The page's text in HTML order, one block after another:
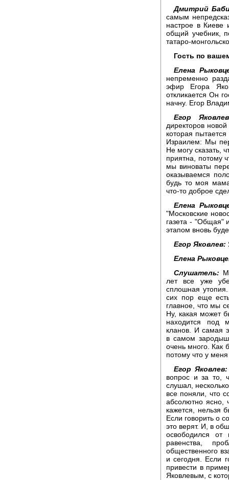
Дмитрий
самым
настрое в Киеве
общий учебник,
татаро-
Гость по
Елена
непременно
эфир Егора
откликается Он
начну. Егор
Егор
директоров
которая
Израилем: Мы
Не могу сказать,
приятна, потому
мы виноваты
оказываемся
будь то моя
что-то доброе
Елена
"Московские
газета - "Общая"
этапом вновь
Егор Яковлев:
Елена
Слушатель:
лет все уже
сплошная
сих пор еще
главное, что мы
Ну, какая может
находится под
кланов. И самая
в самом
очень много. Как
потому что у
Егор Яковлев:
вопрос и за то,
слушал,
все поняли, что
абсолютно ясно,
кажется, нельзя
Если говорить о
это верят. И, в
освободился
равенства,
общественного
и сегодня. Если
привести в
Яковлевым, с